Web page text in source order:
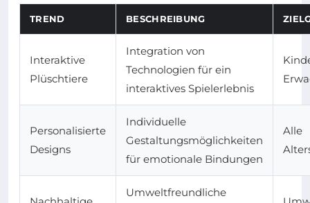
TREND BESCHREIBUNG
Interaktive
Plüschtiere
Integration von
Technologien für ein
interaktives Spielerlebnis
Personalisierte
Designs
Individuelle
Gestaltungsmöglichkeiten
für emotionale Bindungen
Alle
Umweltfreundliche